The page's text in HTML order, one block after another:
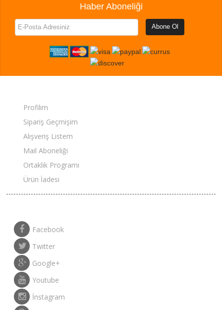
Haber Aboneliği
Abone Ol
Profilim
Sipariş Geçmişim
Alışveriş Listem
Mail Aboneliği
Ortaklık Programı
Ürün İadesi
Facebook
Twitter
Google+
Youtube
İnstagram